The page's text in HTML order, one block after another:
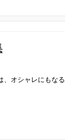
、オシャレにもなる